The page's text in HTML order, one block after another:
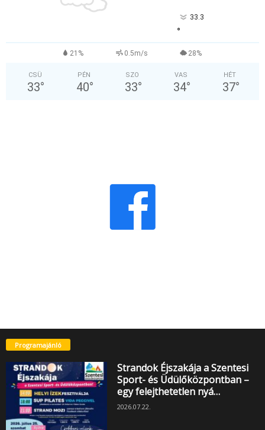
33.3
°
21% 0.5m/s 28%
CSÜ
33°
PÉN
40°
SZO
33°
VAS
34°
HÉT
37°
Programajánló
Strandok Éjszakája a Szentesi
Sport- és Üdülőközpontban –
egy felejthetetlen nyá…
2026.07.22.